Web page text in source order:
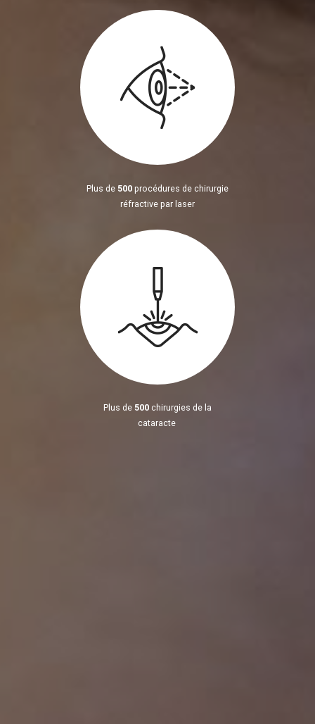
Plus de 500 procédures de chirurgie
réfractive par laser
Plus de 500 chirurgies de la
cataracte